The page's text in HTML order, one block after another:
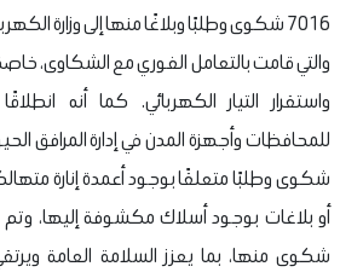
7016 شكوى وطلبًا وبلاغًا منها إلى وزارة
والتي قامت بالتعامل الفوري مع الشكاوى،
واستقرار التيار الكهربائي. كما أنه
شكوى وطلبًا متعلقًا بوجود أعمدة إنارة
شكوى منها، بما يعزز السلامة العامة